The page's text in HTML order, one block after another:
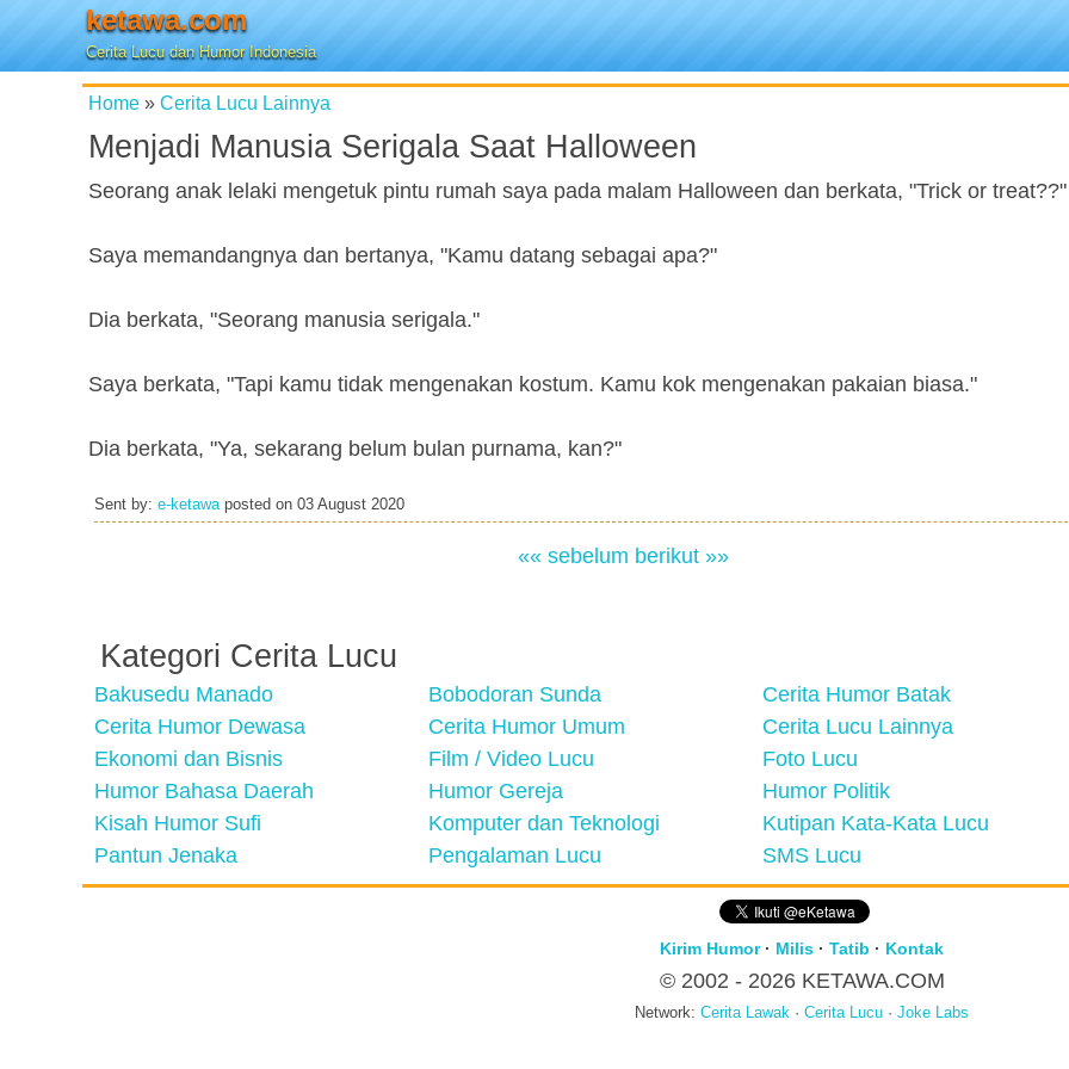
ketawa.com
Cerita Lucu dan Humor Indonesia
Home » Cerita Lucu Lainnya
Menjadi Manusia Serigala Saat Halloween
Seorang anak lelaki mengetuk pintu rumah saya pada malam Halloween dan berkata, "Trick or treat??"
Saya memandangnya dan bertanya, "Kamu datang sebagai apa?"
Dia berkata, "Seorang manusia serigala."
Saya berkata, "Tapi kamu tidak mengenakan kostum. Kamu kok mengenakan pakaian biasa."
Dia berkata, "Ya, sekarang belum bulan purnama, kan?"
Sent by: e-ketawaposted on 03 August 2020
«« sebelum berikut »»
Kategori Cerita Lucu
Bakusedu Manado Bobodoran Sunda
Cerita Humor Batak
Cerita Humor Dewasa
Cerita Humor Umum
Cerita Lucu Lainnya
Ekonomi dan Bisnis
Film / Video Lucu
Foto Lucu
Humor Bahasa Daerah
Humor Gereja
Humor Politik
Kisah Humor Sufi
Komputer dan Teknologi
Kutipan Kata-Kata Lucu
Pantun Jenaka
Pengalaman Lucu SMS Lucu
Kirim Humor· Milis · Tatib · Kontak
© 2002 - 2026 KETAWA.COM
Network: Cerita Lawak · Cerita Lucu · Joke Labs